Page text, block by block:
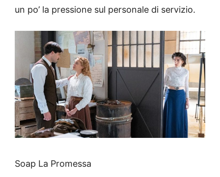
un po’ la pressione sul personale di servizio.
Soap La Promessa